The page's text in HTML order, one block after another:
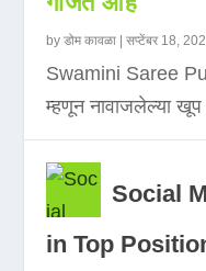
byडोम कावळा |सप्टेंबर 18,
Swamini Saree
म्हणून नावाजलेल्या
Social
in Top